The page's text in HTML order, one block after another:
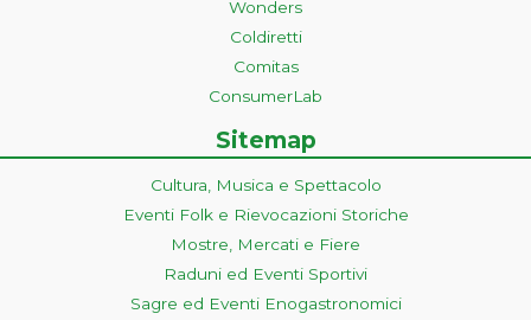
Wonders
Coldiretti
Comitas
ConsumerLab
Sitemap
Cultura, Musica e Spettacolo
Eventi Folk e Rievocazioni Storiche
Mostre, Mercati e Fiere
Raduni ed Eventi Sportivi
Sagre ed Eventi Enogastronomici